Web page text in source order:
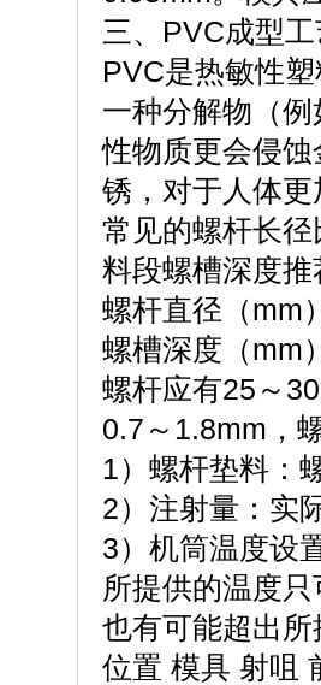
三、PVC成型
PVC是热敏性
一种分解物（
性物质更会侵
锈，对于人体
常见的螺杆长
料段螺槽深度
螺杆直径（mm
螺槽深度（mm
螺杆应有25～
0.7～1.8mm，
1）螺杆垫料：
2）注射量：实
3）机筒温度设
所提供的温度
也有可能超出
位置 模具 射咀